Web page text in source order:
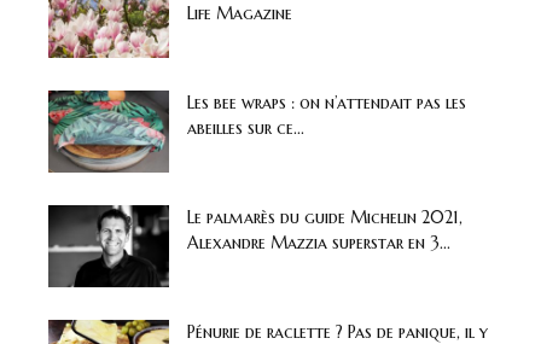
Life Magazine
Les bee wraps : on n’attendait pas les
abeilles sur ce...
Le palmarès du guide Michelin 2021,
Alexandre Mazzia superstar en 3...
Pénurie de raclette ? Pas de panique, il y